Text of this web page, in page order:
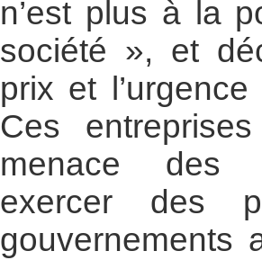
n’est plus à la
société », et
prix et l’urgence
Ces
menace des
exercer des
gouvernements